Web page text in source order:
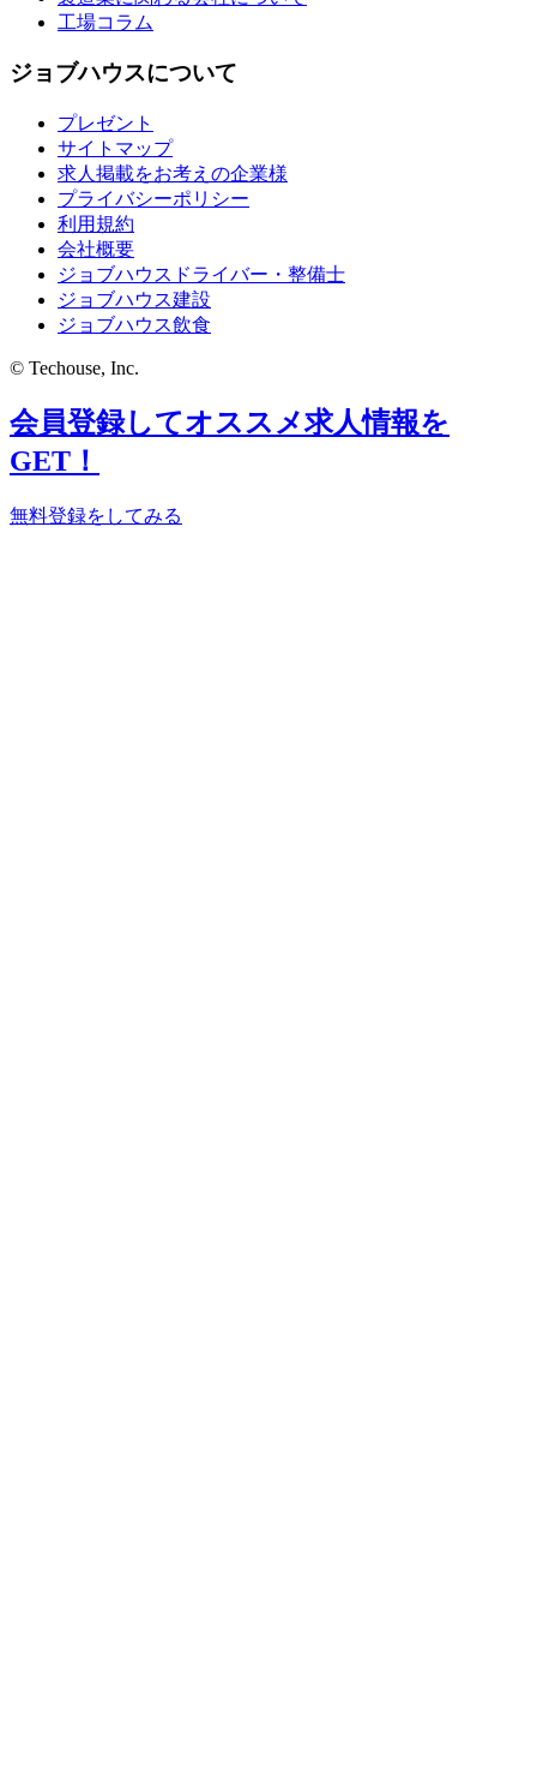
工場コラム
ジョブハウスについて
プレゼント
サイトマップ
求人掲載をお考えの企業様
プライバシーポリシー
利用規約
会社概要
ジョブハウスドライバー・整備士
ジョブハウス建設
ジョブハウス飲食
© Techouse, Inc.
会員登録してオススメ求人情報を
GET！
無料登録をしてみる